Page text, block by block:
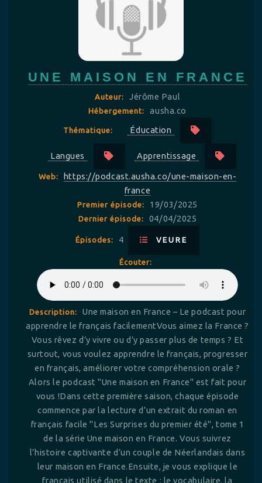
UNE MAISON EN FRANCE
Auteur: Jérôme Paul
Hébergement: ausha.co
Thématique: Éducation
Langues Apprentissage
Web:
https://podcast.ausha.co/une-maison-en-
france
Premier épisode: 19/03/2025
Dernier épisode: 04/04/2025
Épisodes: 4 VEURE
Écouter:
Description:
Une maison en France – Le podcast pour
apprendre le français facilementVous aimez la France ?
Vous rêvez d’y vivre ou d’y passer plus de temps ? Et
surtout, vous voulez apprendre le français, progresser
en français, améliorer votre compréhension orale ?
Alors le podcast "Une maison en France" est fait pour
vous !Dans cette première saison, chaque épisode
commence par la lecture d’un extrait du roman en
français facile "Les Surprises du premier été", tome 1
de la série Une maison en France. Vous suivrez
l’histoire captivante d’un couple de Néerlandais dans
leur maison en France.Ensuite, je vous explique le
français utilisé dans le texte : le vocabulaire, la